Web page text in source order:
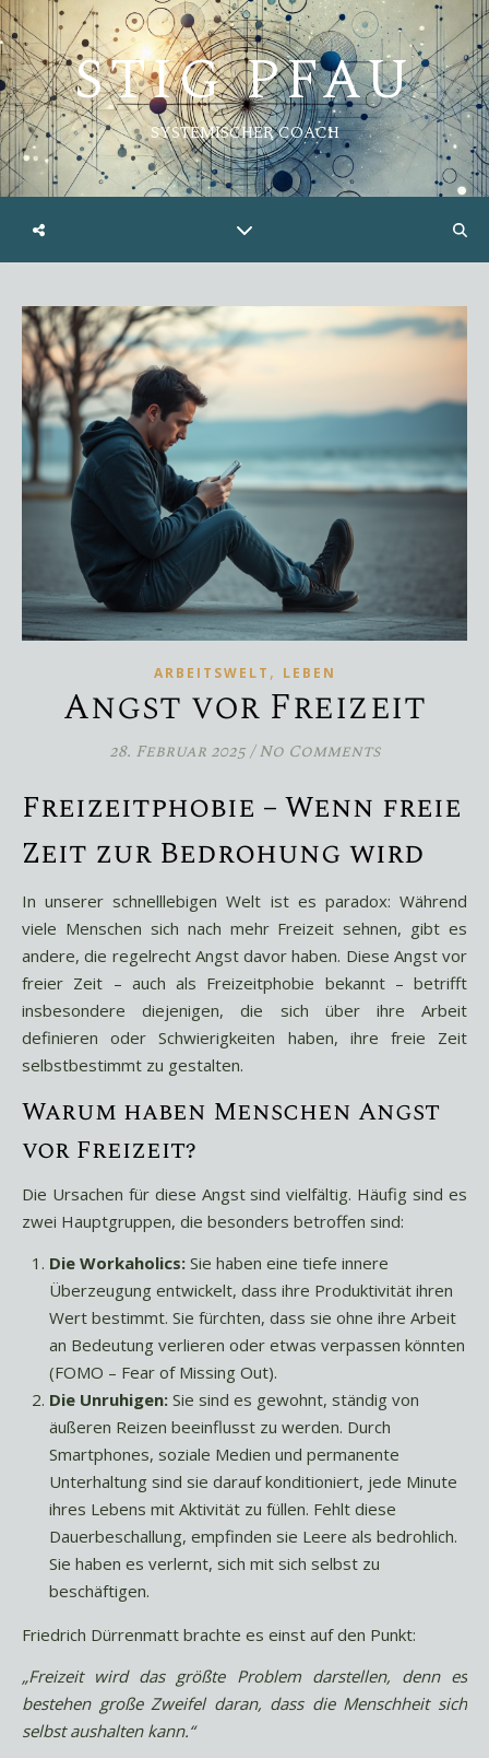
STIG PFAU
SYSTEMISCHER COACH
ARBEITSWELT , LEBEN
Angst vor Freizeit
28. Februar 2025/ No Comments
Freizeitphobie – Wenn freie
Zeit zur Bedrohung wird
In unserer schnelllebigen Welt ist es paradox: Während
viele Menschen sich nach mehr Freizeit sehnen, gibt es
andere, die regelrecht Angst davor haben. Diese Angst vor
freier Zeit – auch als Freizeitphobie bekannt – betrifft
insbesondere diejenigen, die sich über ihre Arbeit
definieren oder Schwierigkeiten haben, ihre freie Zeit
selbstbestimmt zu gestalten.
Warum haben Menschen Angst
vor Freizeit?
Die Ursachen für diese Angst sind vielfältig. Häufig sind es
zwei Hauptgruppen, die besonders betroffen sind:
Die Workaholics: Sie haben eine tiefe innere
Überzeugung entwickelt, dass ihre Produktivität ihren
Wert bestimmt. Sie fürchten, dass sie ohne ihre Arbeit
an Bedeutung verlieren oder etwas verpassen könnten
(FOMO – Fear of Missing Out).
Die Unruhigen: Sie sind es gewohnt, ständig von
äußeren Reizen beeinflusst zu werden. Durch
Smartphones, soziale Medien und permanente
Unterhaltung sind sie darauf konditioniert, jede Minute
ihres Lebens mit Aktivität zu füllen. Fehlt diese
Dauerbeschallung, empfinden sie Leere als bedrohlich.
Sie haben es verlernt, sich mit sich selbst zu
beschäftigen.
Friedrich Dürrenmatt brachte es einst auf den Punkt:
„Freizeit wird das größte Problem darstellen, denn es
bestehen große Zweifel daran, dass die Menschheit sich
selbst aushalten kann.“